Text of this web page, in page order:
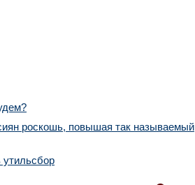
роскошь, повышая так называемый
утильсбор